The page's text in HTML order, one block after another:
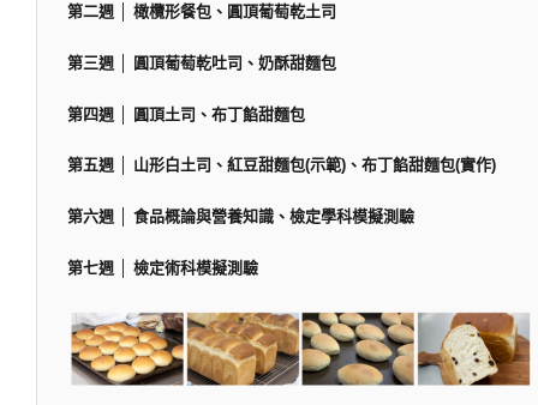
第二週 │ 橄欖形餐包、圓頂葡萄乾土司
第三週 │ 圓頂葡萄乾吐司、奶酥甜麵包
第四週 │ 圓頂土司、布丁餡甜麵包
第五週 │ 山形白土司、紅豆甜麵包(示範)、布丁餡甜麵包(實作)
第六週 │ 食品概論與營養知識、檢定學科模擬測驗
第七週 │ 檢定術科模擬測驗